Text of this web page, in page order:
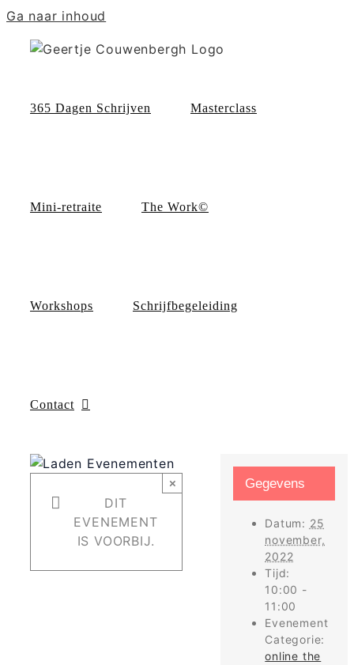
Ga naar inhoud
365 Dagen Schrijven Masterclass
Mini-retraite The Work©
Workshops Schrijfbegeleiding
Contact
DIT
EVENEMENT
IS VOORBIJ.
× Gegevens
Datum: 25
november,
2022
Tijd:
10:00 -
11:00
Evenement
Categorie:
online the